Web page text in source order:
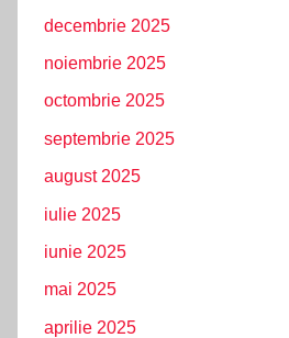
decembrie 2025
noiembrie 2025
octombrie 2025
septembrie 2025
august 2025
iulie 2025
iunie 2025
mai 2025
aprilie 2025